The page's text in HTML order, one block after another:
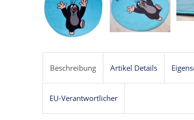
Beschreibung Artikel Details
EU-Verantwortlicher